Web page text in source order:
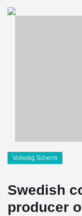
Volledig Scherm
Swedish
producer